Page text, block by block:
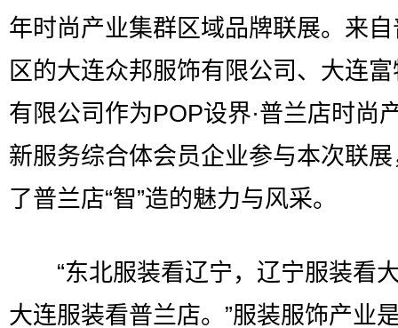
年时尚产业集群区域品牌联展。来
区的大连众邦服饰有限公司、大连
有限公司作为POP设界·普兰店时尚
新服务综合体会员企业参与本次联
了普兰店“智”造的魅力与风采。
“东北服装看辽宁，辽宁服装看
大连服装看普兰店。”服装服饰产业